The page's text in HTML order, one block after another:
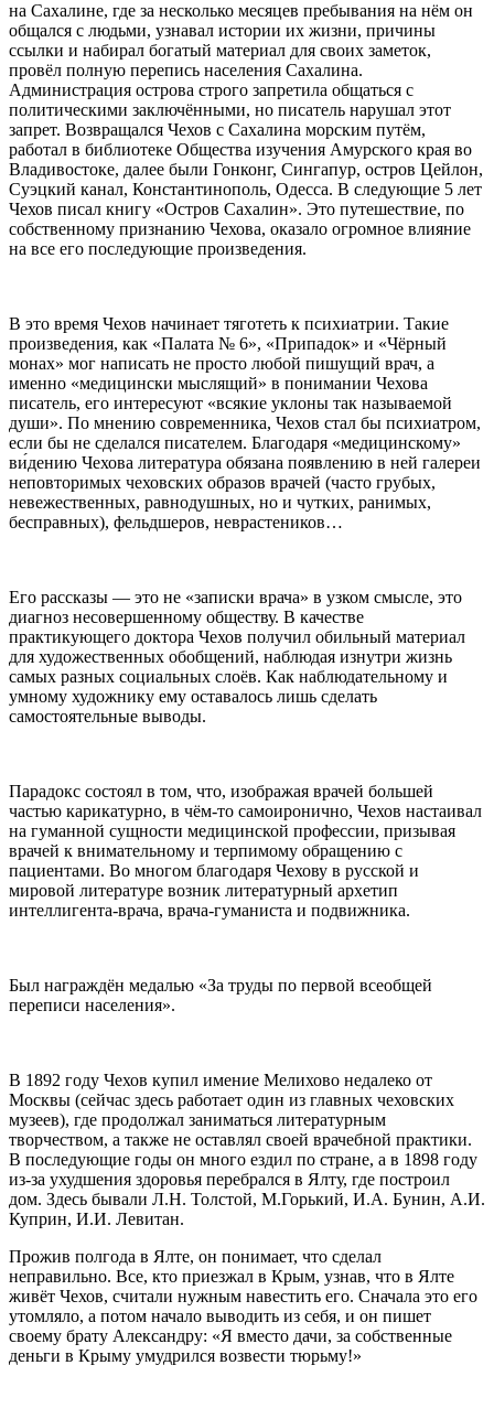
на Сахалине, где за несколько месяцев пребывания на нём он
общался с людьми, узнавал истории их жизни, причины
ссылки и набирал богатый материал для своих заметок,
провёл полную перепись населения Сахалина.
Администрация острова строго запретила общаться с
политическими заключёнными, но писатель нарушал этот
запрет. Возвращался Чехов с Сахалина морским путём,
работал в библиотеке Общества изучения Амурского края во
Владивостоке, далее были Гонконг, Сингапур, остров Цейлон,
Суэцкий канал, Константинополь, Одесса. В следующие 5 лет
Чехов писал книгу «Остров Сахалин». Это путешествие, по
собственному признанию Чехова, оказало огромное влияние
на все его последующие произведения.
В это время Чехов начинает тяготеть к психиатрии. Такие
произведения, как «Палата № 6», «Припадок» и «Чёрный
монах» мог написать не просто любой пишущий врач, а
именно «медицински мыслящий» в понимании Чехова
писатель, его интересуют «всякие уклоны так называемой
души». По мнению современника, Чехов стал бы психиатром,
если бы не сделался писателем. Благодаря «медицинскому»
ви́дению Чехова литература обязана появлению в ней галереи
неповторимых чеховских образов врачей (часто грубых,
невежественных, равнодушных, но и чутких, ранимых,
бесправных), фельдшеров, неврастеников…
Его рассказы — это не «записки врача» в узком смысле, это
диагноз несовершенному обществу. В качестве
практикующего доктора Чехов получил обильный материал
для художественных обобщений, наблюдая изнутри жизнь
самых разных социальных слоёв. Как наблюдательному и
умному художнику ему оставалось лишь сделать
самостоятельные выводы.
Парадокс состоял в том, что, изображая врачей большей
частью карикатурно, в чём-то самоиронично, Чехов настаивал
на гуманной сущности медицинской профессии, призывая
врачей к внимательному и терпимому обращению с
пациентами. Во многом благодаря Чехову в русской и
мировой литературе возник литературный архетип
интеллигента-врача, врача-гуманиста и подвижника.
Был награждён медалью «За труды по первой всеобщей
переписи населения».
В 1892 году Чехов купил имение Мелихово недалеко от
Москвы (сейчас здесь работает один из главных чеховских
музеев), где продолжал заниматься литературным
творчеством, а также не оставлял своей врачебной практики.
В последующие годы он много ездил по стране, а в 1898 году
из-за ухудшения здоровья перебрался в Ялту, где построил
дом. Здесь бывали Л.Н. Толстой, М.Горький, И.А. Бунин, А.И.
Куприн, И.И. Левитан.
Прожив полгода в Ялте, он понимает, что сделал
неправильно. Все, кто приезжал в Крым, узнав, что в Ялте
живёт Чехов, считали нужным навестить его. Сначала это его
утомляло, а потом начало выводить из себя, и он пишет
своему брату Александру: «Я вместо дачи, за собственные
деньги в Крыму умудрился возвести тюрьму!»